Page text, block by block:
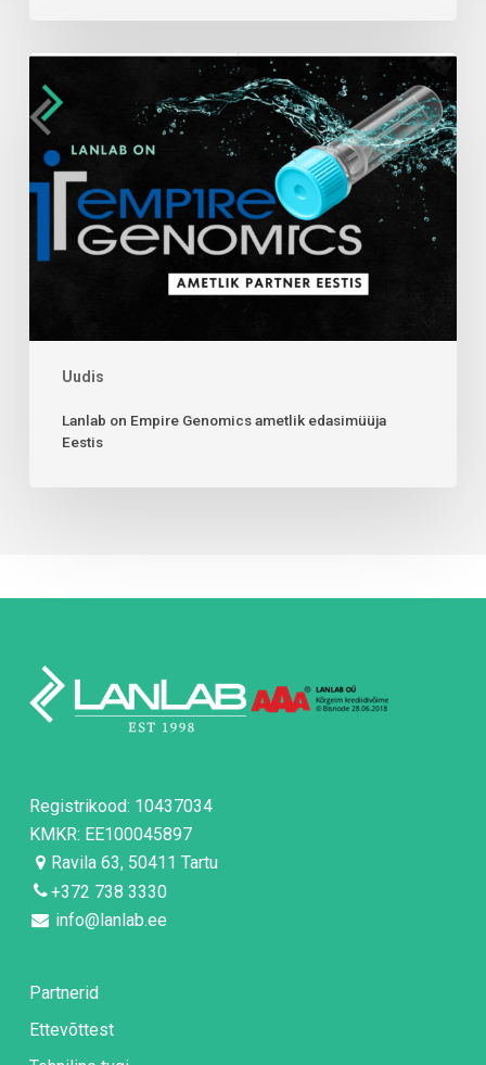
Uudis
Lanlab on Empire Genomics ametlik edasimüüja
Eestis
Registrikood: 10437034
KMKR: EE100045897
Ravila 63, 50411 Tartu
+372 738 3330
info@lanlab.ee
Partnerid
Ettevõttest